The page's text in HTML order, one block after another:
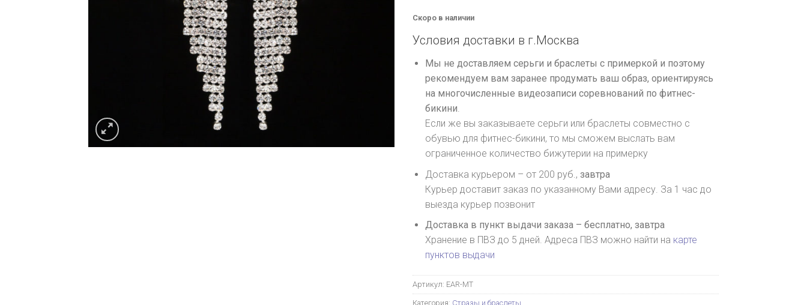
Скоро в наличии
Условия доставки в г.Москва
Мы не доставляем серьги и браслеты с примеркой и поэтому
рекомендуем вам заранее продумать ваш образ, ориентируясь
на многочисленные видеозаписи соревнований по фитнес-
бикини.
Если же вы заказываете серьги или браслеты совместно с
обувью для фитнес-бикини, то мы сможем выслать вам
ограниченное количество бижутерии на примерку
Доставка курьером – от 200 руб., завтра
Курьер доставит заказ по указанному Вами адресу. За 1 час до
выезда курьер позвонит
Доставка в пункт выдачи заказа – бесплатно, завтра
Хранение в ПВЗ до 5 дней. Адреса ПВЗ можно найти на карте
пунктов выдачи
Артикул: EAR-MT
Категория: Стразы и браслеты